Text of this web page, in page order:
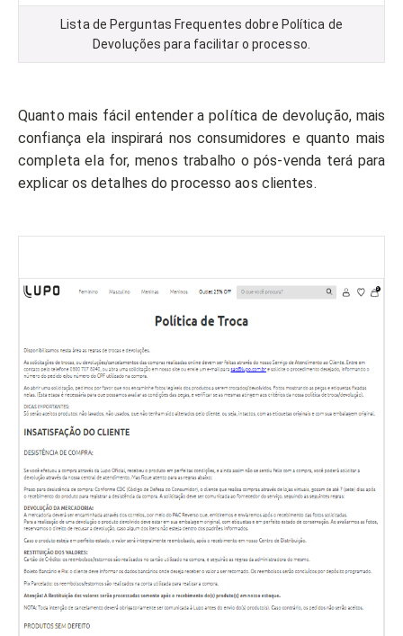
Lista de Perguntas Frequentes dobre Política de
Devoluções para facilitar o processo.
Quanto mais fácil entender a política de devolução, mais
confiança ela inspirará nos consumidores e quanto mais
completa ela for, menos trabalho o pós-venda terá para
explicar os detalhes do processo aos clientes.